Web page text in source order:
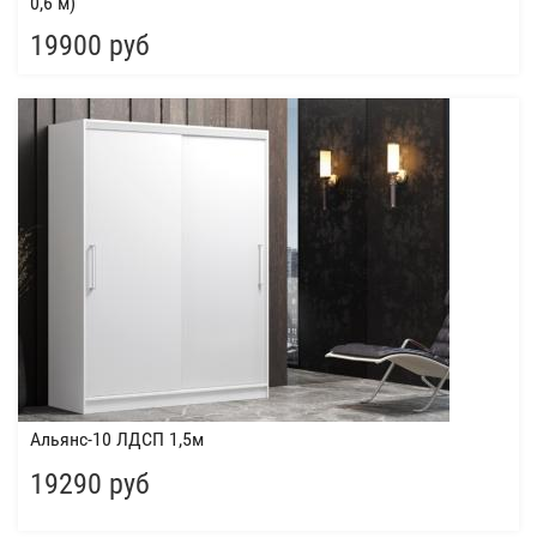
19900 руб
Альянс-10 ЛДСП 1,5м
19290 руб